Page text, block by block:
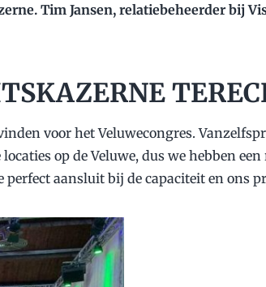
Tim Jansen, relatiebeheerder bij
voor het Veluwecongres.
op de Veluwe, dus we hebben
aansluit bij de capaciteit en ons